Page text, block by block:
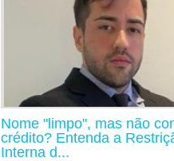
Nome "limpo", mas não
crédito? Entenda a
Interna d...